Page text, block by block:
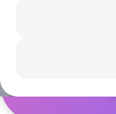
同城